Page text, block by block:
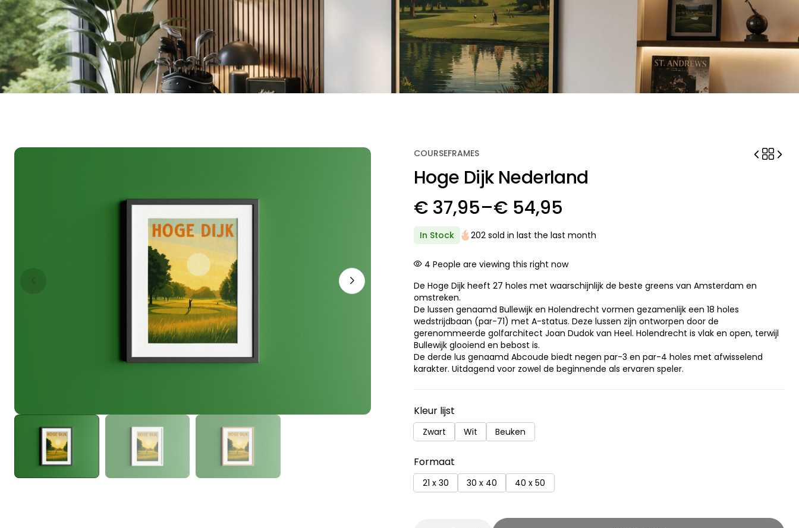
COURSEFRAMES
Hoge Dijk Nederland
€ 37,95–€ 54,95
Price
range:
€ 37,95
through
€ 54,95
In Stock 202 sold in last the last month
2People are viewing this right now
De Hoge Dijk heeft 27 holes met waarschijnlijk de beste greens van Amsterdam en
omstreken.
De lussen genaamd Bullewijk en Holendrecht vormen gezamenlijk een 18 holes
wedstrijdbaan (par-71) met A-status. Deze lussen zijn ontworpen door de
gerenommeerde golfarchitect Joan Dudok van Heel. Holendrecht is vlak en open, terwijl
Bullewijk glooiend en bebost is.
De derde lus genaamd Abcoude biedt negen par-3 en par-4 holes met afwisselend
karakter. Uitdagend voor zowel de beginnende als ervaren speler.
Kleur lijst
Zwart Wit Beuken
Formaat
21 x 30 30 x 40 40 x 50